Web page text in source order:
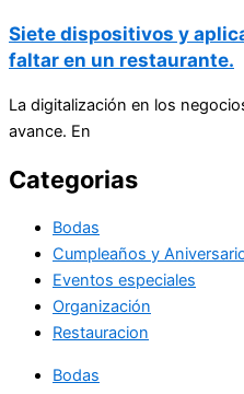
Siete dispositivos y
faltar en un restaurante.
La digitalización en los
avance. En
Categorias
Bodas
Cumpleaños y
Eventos especiales
Organización
Restauracion
Bodas